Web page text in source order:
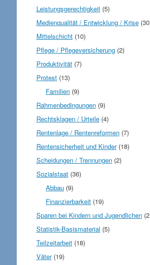
Leistungsgerechtigkeit(5)
Medienqualität / Entwicklung / Krise
Mittelschicht(10)
Pflege / Pflegeversicherung(2)
Produktivität(7)
Protest(13)
Familien (9)
Rahmenbedingungen(9)
Rechtsklagen / Urteile(4)
Rentenlage / Rentenreformen(7)
Rentensicherheit und Kinder(18)
Scheidungen / Trennungen(2)
Sozialstaat(36)
Abbau (9)
Finanzierbarkeit (19)
Sparen bei Kindern und Jugendlichen
Statistik-Basismaterial (5)
Teilzeitarbeit(18)
Väter(19)